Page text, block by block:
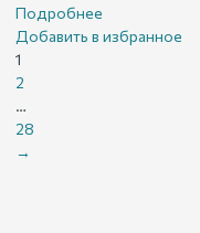
Подробнее
Добавить в избранное
1
2
…
28
→